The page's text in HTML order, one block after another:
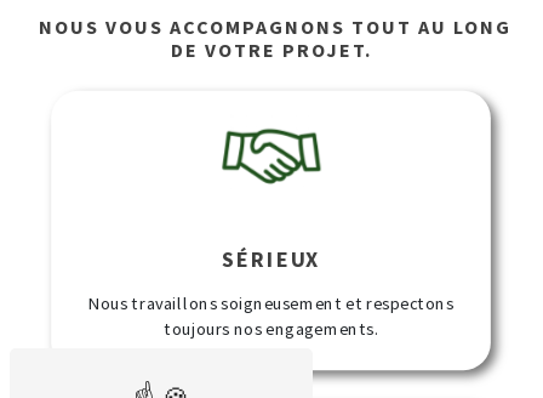
NOUS VOUS ACCOMPAGNONS TOUT AU LONG
DE VOTRE PROJET.
SÉRIEUX
Nous travaillons soigneusement et respectons
toujours nos engagements.